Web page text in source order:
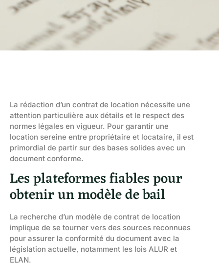
La rédaction d’un contrat de location nécessite une
attention particulière aux détails et le respect des
normes légales en vigueur. Pour garantir une
location sereine entre propriétaire et locataire, il est
primordial de partir sur des bases solides avec un
document conforme.
Les plateformes fiables pour
obtenir un modèle de bail
La recherche d’un modèle de contrat de location
implique de se tourner vers des sources reconnues
pour assurer la conformité du document avec la
législation actuelle, notamment les lois ALUR et
ELAN.